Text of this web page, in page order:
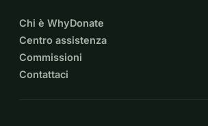
Chi è WhyDonate
Centro assistenza
Commissioni
Contattaci